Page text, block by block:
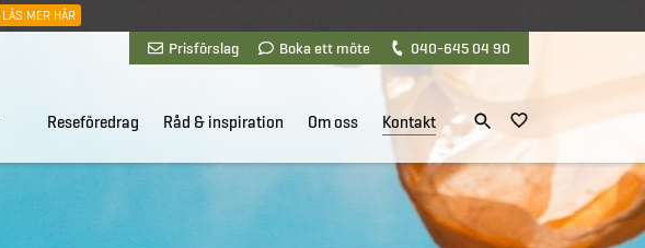
LÄS MER HÄR
Prisförslag Boka ett möte 040-645 04 90
Reseföredrag Råd & inspiration Om oss Kontakt